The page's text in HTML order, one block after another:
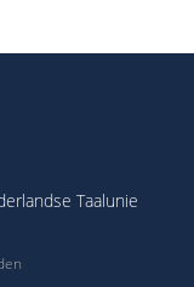
Taalunie